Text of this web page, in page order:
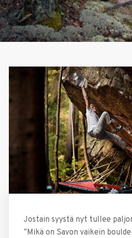
Jostain syystä nyt tullee
”Mikä on Savon vaikein